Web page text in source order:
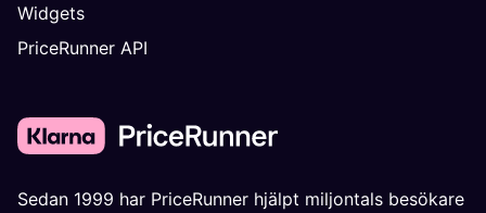
Widgets
PriceRunner API
Sedan 1999 har PriceRunner hjälpt miljontals besökare